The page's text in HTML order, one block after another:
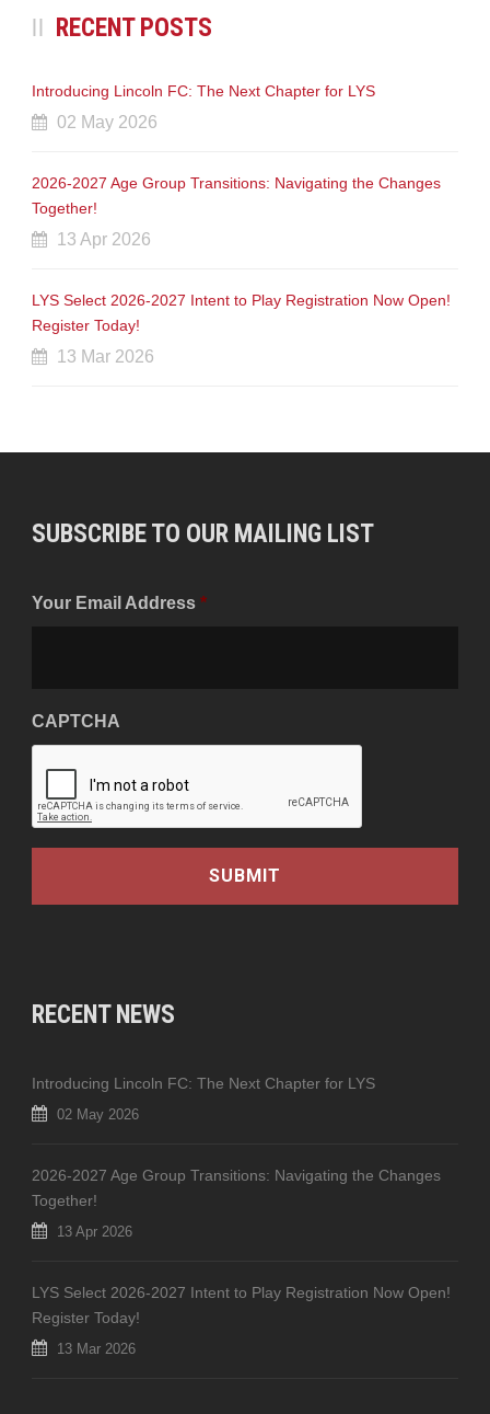
RECENT POSTS
Introducing Lincoln FC: The Next Chapter for LYS
02 May 2026
2026-2027 Age Group Transitions: Navigating the Changes
Together!
13 Apr 2026
LYS Select 2026-2027 Intent to Play Registration Now Open!
Register Today!
13 Mar 2026
SUBSCRIBE TO OUR MAILING LIST
Your Email Address *
CAPTCHA
RECENT NEWS
Introducing Lincoln FC: The Next Chapter for LYS
02 May 2026
2026-2027 Age Group Transitions: Navigating the Changes
Together!
13 Apr 2026
LYS Select 2026-2027 Intent to Play Registration Now Open!
Register Today!
13 Mar 2026